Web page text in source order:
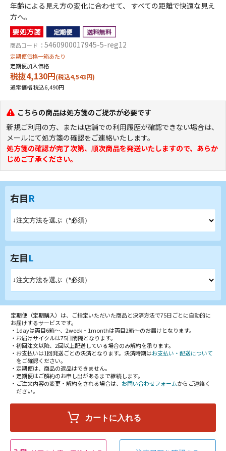
年齢による見え方の変化に合わせて、 すべての距離で快適な見え
方へ。
商品コード ： 5460900017945-5-reg12
定期便価格一箱あたり
定期便加入価格
税抜4,130円(税込4,543円)
通常価格 税込6,490円
こちらの商品は処方箋のご提示が必要です
新規ご利用の方、または店舗での利用履歴が確認できない場合は、
メールにて処方箋の確認をご連絡いたします。
処方箋の確認が完了次第、順次商品を発送いたしますので、あらか
じめご了承ください。
右目R
左目L
定期便（定期購入）は、ご指定いただいた商品と決済方法で75日ごとに自動的に
お届けするサービスです。
・1dayは両目6箱～、2week・1monthは両目2箱～のお届けとなります。
・お届けサイクルは75日間隔となります。
・初回注文以降、2回以上配送している場合のみ解約を承ります。
・お支払いは1回発送ごとの決済となります。決済時期はお支払い・配送について
をご確認ください。
・定期便は、商品の返品はできません。
・定期便はご解約のお申し出があるまで継続します。
・ご注文内容の変更・解約をされる場合は、 お問い合わせフォームからご連絡く
ださい。